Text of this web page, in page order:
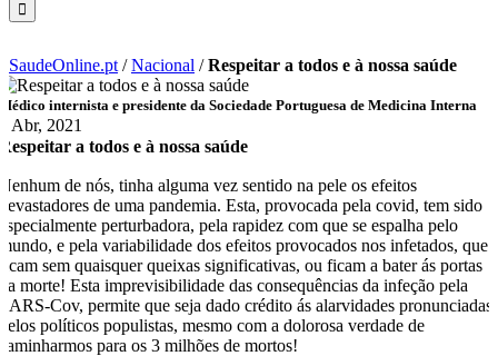
SaudeOnline.pt /Nacional /Respeitar a todos e à nossa saúde
Médico internista e presidente da Sociedade Portuguesa de Medicina Interna
7 Abr, 2021
Respeitar a todos e à nossa saúde
Nenhum de nós, tinha alguma vez sentido na pele os efeitos
devastadores de uma pandemia. Esta, provocada pela covid, tem sido
especialmente perturbadora, pela rapidez com que se espalha pelo
mundo, e pela variabilidade dos efeitos provocados nos infetados, que
ficam sem quaisquer queixas significativas, ou ficam a bater ás portas
da morte! Esta imprevisibilidade das consequências da infeção pela
SARS-Cov, permite que seja dado crédito ás alarvidades pronunciadas
pelos políticos populistas, mesmo com a dolorosa verdade de
caminharmos para os 3 milhões de mortos!